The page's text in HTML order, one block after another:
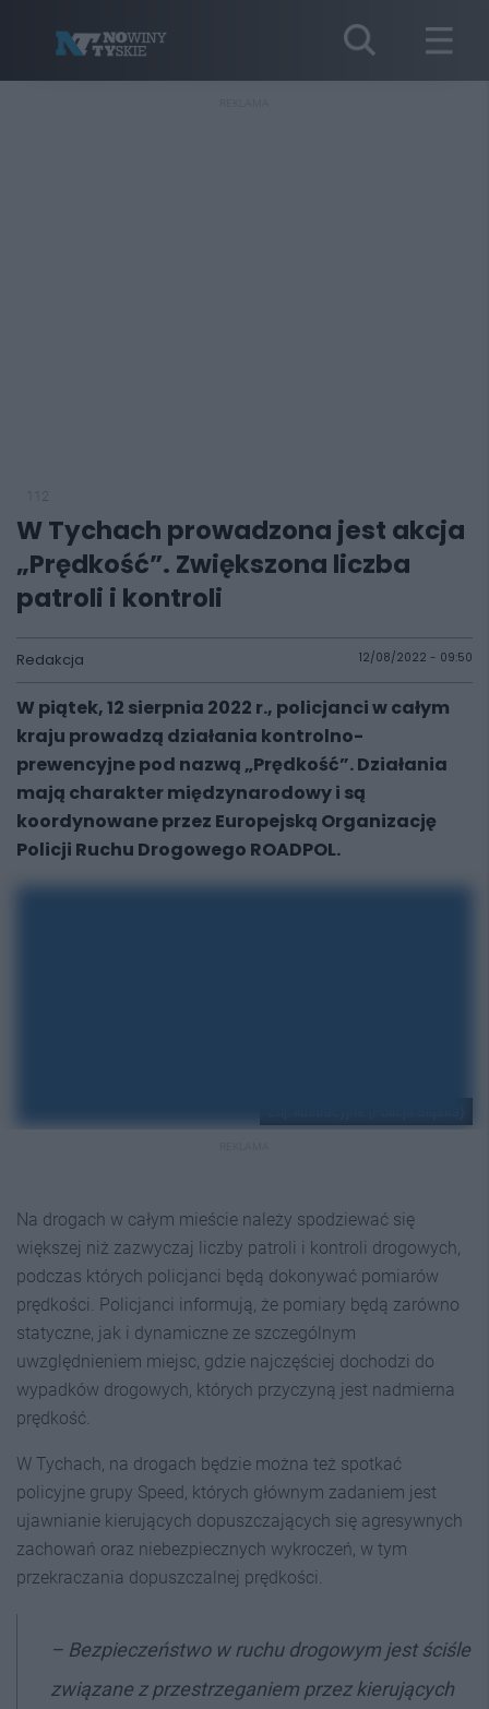
W Tychach prowadzona jest akcja
„Prędkość”. Zwiększona liczba
patroli i kontroli
Redakcja 12/08/2022 - 09:50
W piątek, 12 sierpnia 2022 r., policjanci w całym
kraju prowadzą działania kontrolno-
prewencyjne pod nazwą „Prędkość”. Działania
mają charakter międzynarodowy i są
koordynowane przez Europejską Organizację
Policji Ruchu Drogowego ROADPOL.
Na drogach w całym mieście należy spodziewać się
większej niż zazwyczaj liczby patroli i kontroli drogowych,
podczas których policjanci będą dokonywać pomiarów
prędkości. Policjanci informują, że pomiary będą zarówno
statyczne, jak i dynamiczne ze szczególnym
uwzględnieniem miejsc, gdzie najczęściej dochodzi do
wypadków drogowych, których przyczyną jest nadmierna
prędkość.
W Tychach, na drogach będzie można też spotkać
policyjne grupy Speed, których głównym zadaniem jest
ujawnianie kierujących dopuszczających się agresywnych
zachowań oraz niebezpiecznych wykroczeń, w tym
przekraczania dopuszczalnej prędkości.
– Bezpieczeństwo w ruchu drogowym jest ściśle
związane z przestrzeganiem przez kierujących